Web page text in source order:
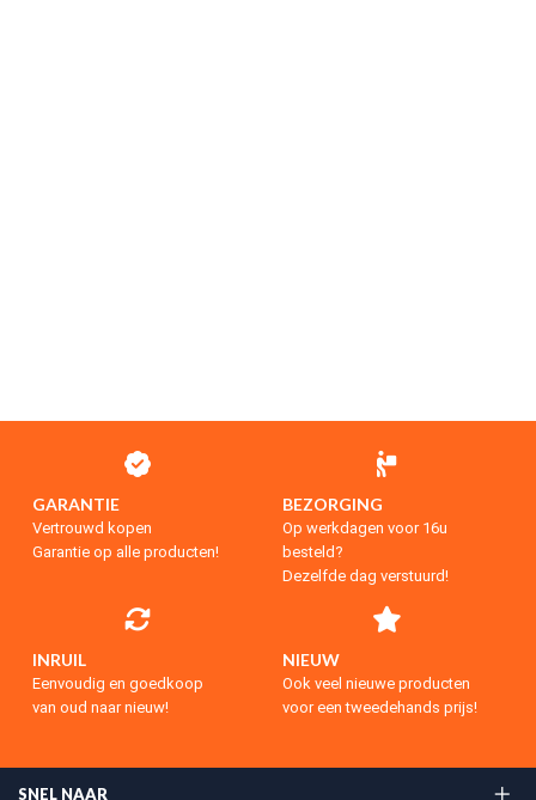
GARANTIE
Vertrouwd kopen
Garantie op alle producten!
BEZORGING
Op werkdagen voor 16u
besteld?
Dezelfde dag verstuurd!
INRUIL
Eenvoudig en goedkoop
van oud naar nieuw!
NIEUW
Ook veel nieuwe producten
voor een tweedehands prijs!
SNEL NAAR